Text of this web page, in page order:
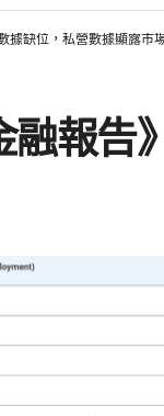
據缺位，私營數據顯露市
融報